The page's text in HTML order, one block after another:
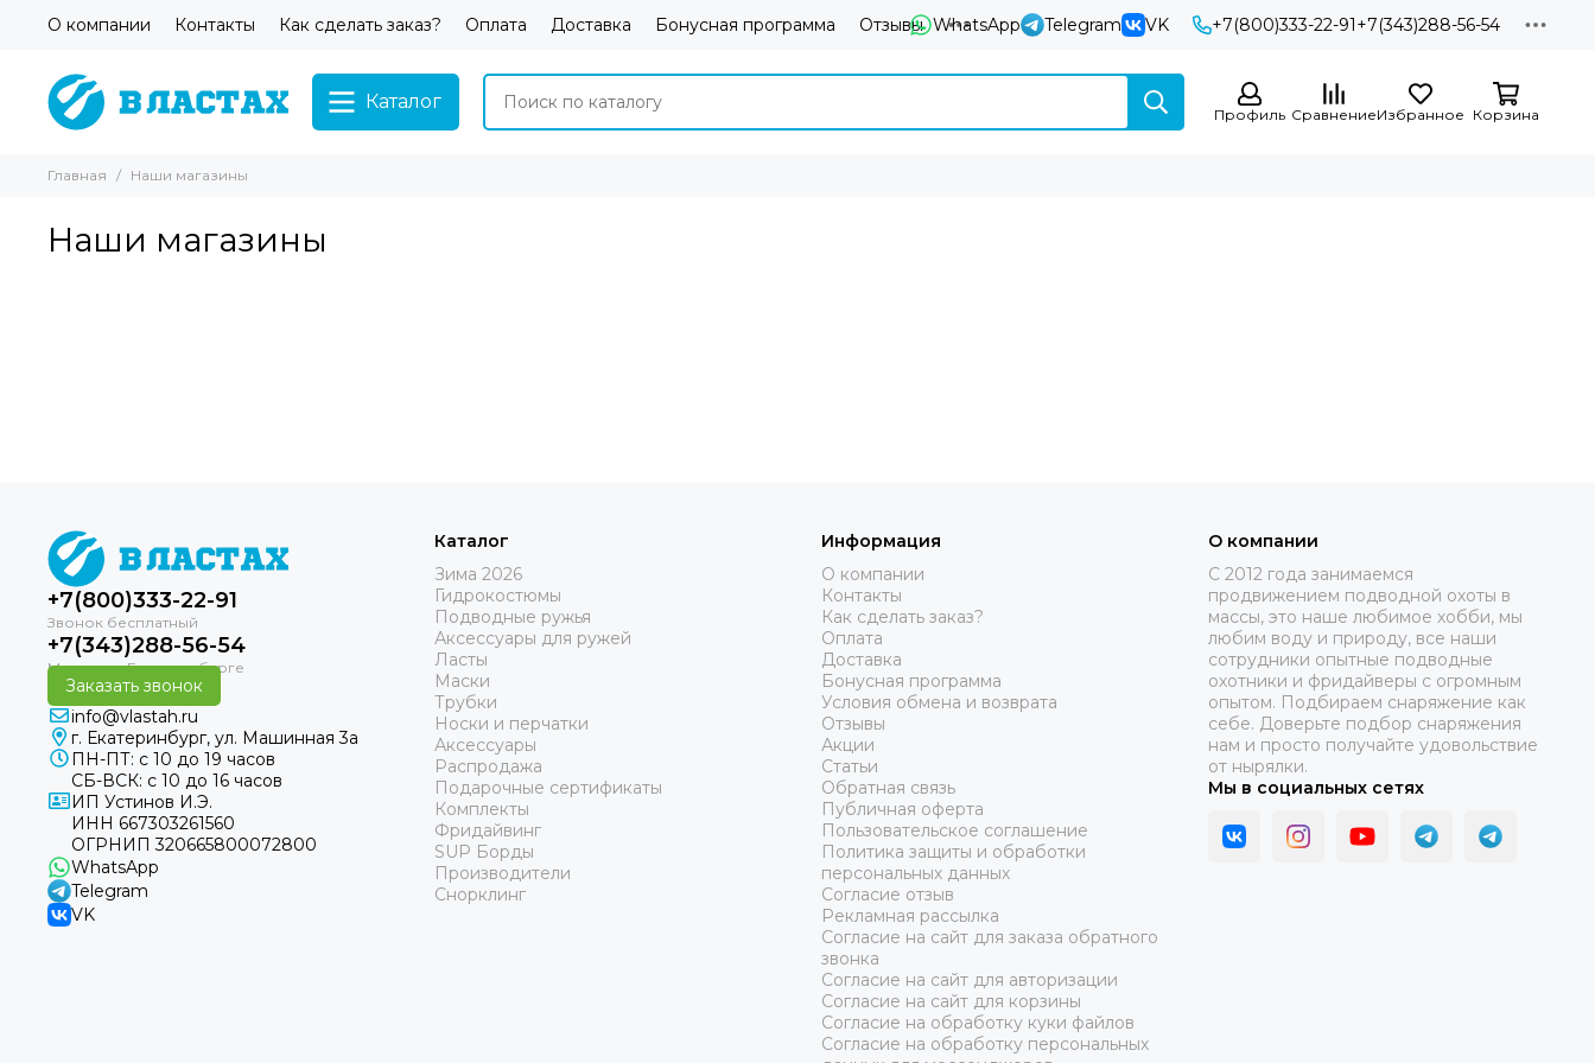
О компании Контакты Как сделать заказ? Оплата Доставка Бонусная программа Отзывы WhatsApp Telegram VK +7(800)333-22-91+7(343)288-56-54
Каталог
Профиль СравнениеИзбранное Корзина
Главная Наши магазины
Наши магазины
+7(800)333-22-91
+7(343)288-56-54
Заказать звонок
info@vlastah.ru
г. Екатеринбург, ул. Машинная 3а
ПН-ПТ: с 10 до 19 часов
СБ-ВСК: с 10 до 16 часов
ИП Устинов И.Э.
ИНН 667303261560
ОГРНИП 320665800072800
WhatsApp
Telegram
VK
Каталог
Зима 2026
Гидрокостюмы
Подводные ружья
Аксессуары для ружей
Ласты
Маски
Трубки
Носки и перчатки
Аксессуары
Распродажа
Подарочные сертификаты
Комплекты
Фридайвинг
SUP Борды
Производители
Снорклинг
Информация
О компании
Контакты
Как сделать заказ?
Оплата
Доставка
Бонусная программа
Условия обмена и возврата
Отзывы
Акции
Статьи
Обратная связь
Публичная оферта
Пользовательское соглашение
Политика защиты и обработки
персональных данных
Согласие отзыв
Рекламная рассылка
Согласие на сайт для заказа обратного
звонка
Согласие на сайт для авторизации
Согласие на сайт для корзины
Согласие на обработку куки файлов
Согласие на обработку персональных
О компании
C 2012 года занимаемся
продвижением подводной охоты в
массы, это наше любимое хобби, мы
любим воду и природу, все наши
сотрудники опытные подводные
охотники и фридайверы с огромным
опытом. Подбираем снаряжение как
себе. Доверьте подбор снаряжения
нам и просто получайте удовольствие
от нырялки.
Мы в социальных сетях